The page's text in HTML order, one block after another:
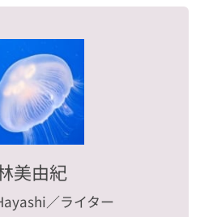
美由紀
／ライター